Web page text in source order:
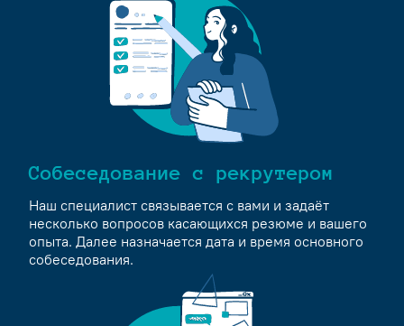
Собеседование с рекрутером
Наш специалист связывается с вами и задаёт
несколько вопросов касающихся резюме и вашего
опыта. Далее назначается дата и время основного
собеседования.